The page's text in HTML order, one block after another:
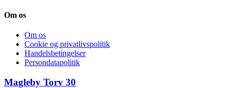
Om os
Om os
Cookie og privatlivspolitik
Handelsbetingelser
Persondatapolitik
Magleby Torv 30